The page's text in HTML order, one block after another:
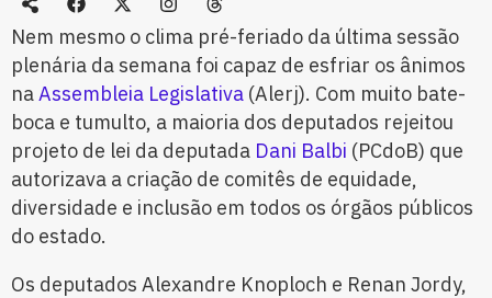
Nem mesmo o clima pré-feriado da última sessão
plenária da semana foi capaz de esfriar os ânimos
naAssembleia Legislativa (Alerj). Com muito bate-
boca e tumulto, a maioria dos deputados rejeitou
projeto de lei da deputada Dani Balbi (PCdoB) que
autorizava a criação de comitês de equidade,
diversidade e inclusão em todos os órgãos públicos
do estado.
Os deputados Alexandre Knoploch e Renan Jordy,